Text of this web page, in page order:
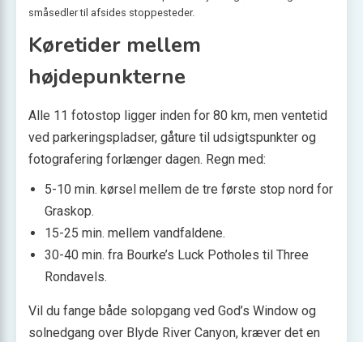
småsedler til afsides stoppesteder.
Køretider mellem
højdepunkterne
Alle 11 fotostop ligger inden for 80 km, men ventetid
ved parkeringspladser, gåture til udsigtspunkter og
fotografering forlænger dagen. Regn med:
5-10 min. kørsel mellem de tre første stop nord for
Graskop.
15-25 min. mellem vandfaldene.
30-40 min. fra Bourke’s Luck Potholes til Three
Rondavels.
Vil du fange både solopgang ved God’s Window og
solnedgang over Blyde River Canyon, kræver det en